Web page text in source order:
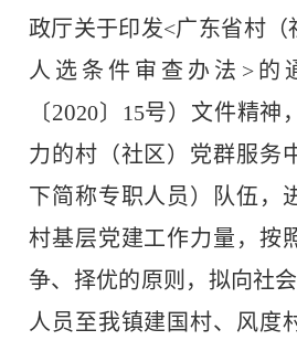
政厅关于印发<广东省村（
人选条件审查办法 >的
〔 2020〕 15号）文件精神
力的村（社区）党群服务
下简称专职人员 ）队伍，
村基层党建工作力量，按
争、择优的原则，拟向社
人员 至我镇建国村、风度